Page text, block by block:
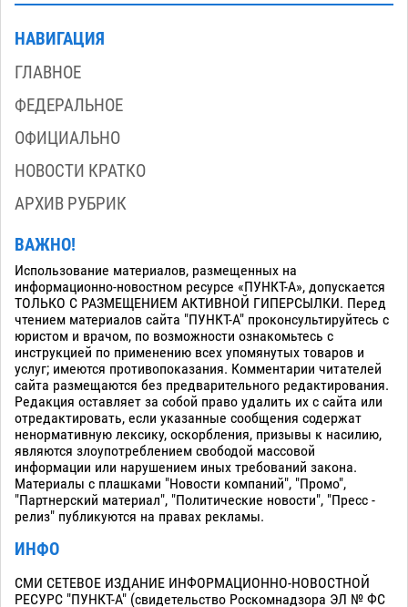
НАВИГАЦИЯ
ГЛАВНОЕ
ФЕДЕРАЛЬНОЕ
ОФИЦИАЛЬНО
НОВОСТИ КРАТКО
АРХИВ РУБРИК
ВАЖНО!
Использование материалов, размещенных на
информационно-новостном ресурсе «ПУНКТ-А», допускается
ТОЛЬКО С РАЗМЕЩЕНИЕМ АКТИВНОЙ ГИПЕРСЫЛКИ. Перед
чтением материалов сайта "ПУНКТ-А" проконсультируйтесь с
юристом и врачом, по возможности ознакомьтесь с
инструкцией по применению всех упомянутых товаров и
услуг; имеются противопоказания. Комментарии читателей
сайта размещаются без предварительного редактирования.
Редакция оставляет за собой право удалить их с сайта или
отредактировать, если указанные сообщения содержат
ненормативную лексику, оскорбления, призывы к насилию,
являются злоупотреблением свободой массовой
информации или нарушением иных требований закона.
Материалы с плашками "Новости компаний", "Промо",
"Партнерский материал", "Политические новости", "Пресс -
релиз" публикуются на правах рекламы.
ИНФО
СМИ СЕТЕВОЕ ИЗДАНИЕ ИНФОРМАЦИОННО-НОВОСТНОЙ
РЕСУРС "ПУНКТ-А" (свидетельство Роскомнадзора ЭЛ № ФС